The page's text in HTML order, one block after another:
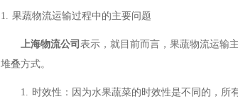
1. 果蔬物流运输过程中的主要问题
上海物流公司 表示，就目前而言，果蔬物流运输
堆叠方式。
1. 时效性：因为水果蔬菜的时效性是不同的，所